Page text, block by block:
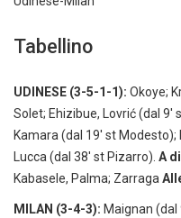
Tabellino
UDINESE (3-5-1-1): Okoye;
Solet; Ehizibue, Lovrić (dal 9'
Kamara (dal 19' st
Lucca (dal 38' st Pizarro). A
Kabasele, Palma; Zarraga
MILAN (3-4-3): Maignan (dal